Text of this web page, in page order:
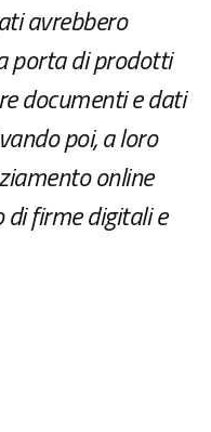
avrebbero
porta di prodotti
documenti e dati
poi, a loro
online
firme digitali e